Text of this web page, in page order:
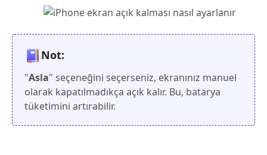
Not:
"Asla" seçeneğini seçerseniz, ekranınız manuel
olarak kapatılmadıkça açık kalır. Bu, batarya
tüketimini artırabilir.